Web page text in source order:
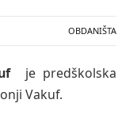
OBDANIŠTA
je predškolska
Vakuf.